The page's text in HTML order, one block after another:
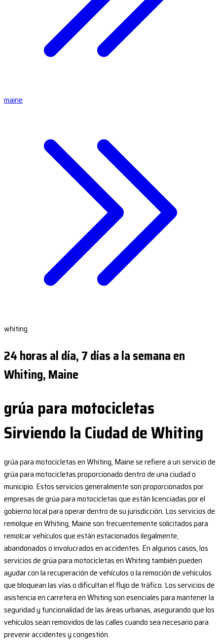
maine
whiting
24 horas al día, 7 días a la semana en
Whiting, Maine
grúa para motocicletas
Sirviendo la Ciudad de Whiting
grúa para motocicletas en Whiting, Maine se refiere a un servicio de
grúa para motocicletas proporcionado dentro de una ciudad o
municipio. Estos servicios generalmente son proporcionados por
empresas de grúa para motocicletas que están licenciadas por el
gobierno local para operar dentro de su jurisdicción. Los servicios de
remolque en Whiting, Maine son frecuentemente solicitados para
remolcar vehículos que están estacionados ilegalmente,
abandonados o involucrados en accidentes. En algunos casos, los
servicios de grúa para motocicletas en Whiting también pueden
ayudar con la recuperación de vehículos o la remoción de vehículos
que bloquean las vías o dificultan el flujo de tráfico. Los servicios de
asistencia en carretera en Whiting son esenciales para mantener la
seguridad y funcionalidad de las áreas urbanas, asegurando que los
vehículos sean removidos de las calles cuando sea necesario para
prevenir accidentes y congestión.